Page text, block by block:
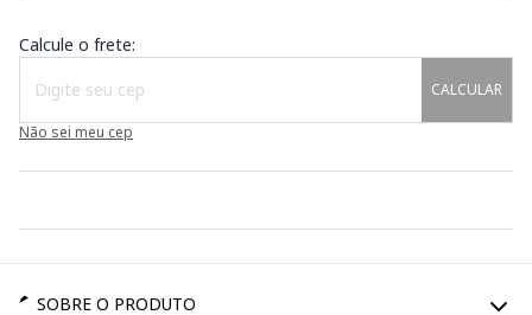
Calcule o frete:
CALCULAR
Não sei meu cep
SOBRE O PRODUTO